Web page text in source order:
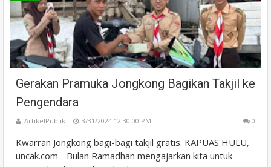
Gerakan Pramuka Jongkong Bagikan Takjil ke
Pengendara
ArtikelPublik 3/31/2024 12:30:00 PM 0
Kwarran Jongkong bagi-bagi takjil gratis. KAPUAS HULU,
uncak.com - Bulan Ramadhan mengajarkan kita untuk